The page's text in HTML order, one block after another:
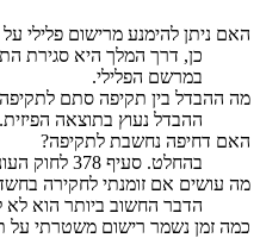
האם ניתן להימנע מרישום פלילי
כן, דרך המלך היא סגירת
במרשם הפלילי.
מה ההבדל בין תקיפה סתם
ההבדל נעוץ בתוצאה
האם דחיפה נחשבת לתקיפה?
בהחלט. סעיף 378 לחוק העונשין מגדיר תקיפה כהפעלת כוח 'בכל דרך שהיא'. דחיפה, גם אם לא גרמה לנפילה, היא הפעלת כוח ללא הסכמה המגבשת את יסודות העבירה של תקיפה סתם.
מה עושים אם זומנתי לחקירה
הדבר החשוב ביותר הוא לא
כמה זמן נשמר רישום משטרתי על